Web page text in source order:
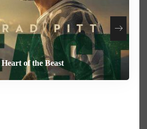
Heart of the Beast
Behemoth
How To Rob A Bank
By Any Means